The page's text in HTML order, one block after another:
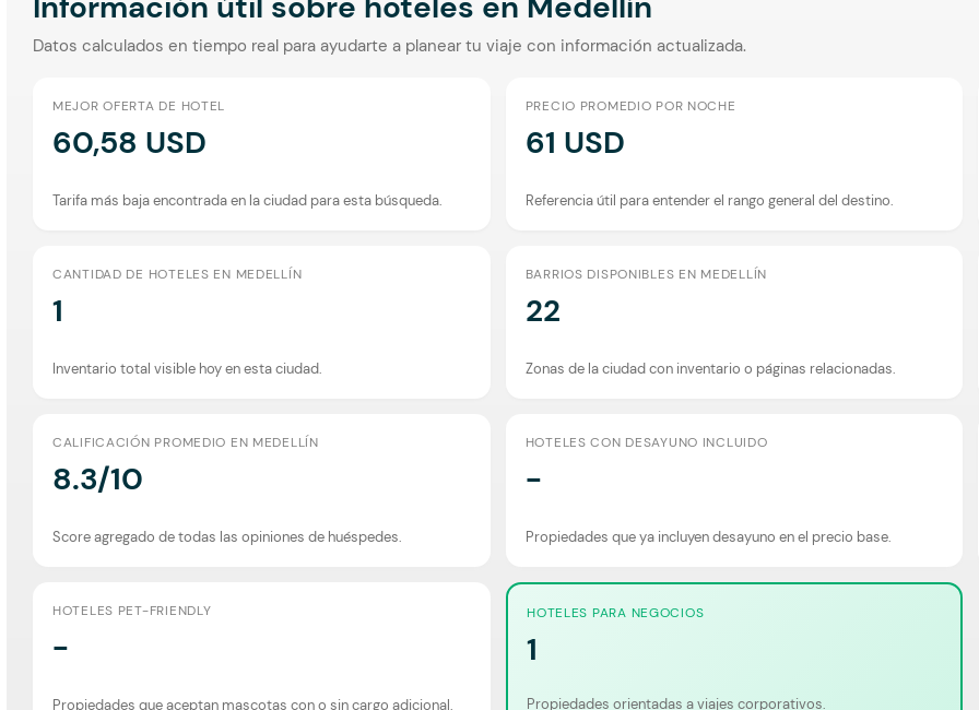
Datos calculados en tiempo real para ayudarte a planear tu viaje con información actualizada.
MEJOR OFERTA DE HOTEL
60,58 USD
Tarifa más baja encontrada en la ciudad para esta búsqueda.
PRECIO PROMEDIO POR NOCHE
61 USD
Referencia útil para entender el rango general del destino.
CANTIDAD DE HOTELES EN MEDELLÍN
1
Inventario total visible hoy en esta ciudad.
BARRIOS DISPONIBLES EN MEDELLÍN
22
Zonas de la ciudad con inventario o páginas relacionadas.
CALIFICACIÓN PROMEDIO EN MEDELLÍN
8.3/10
Score agregado de todas las opiniones de huéspedes.
HOTELES CON DESAYUNO INCLUIDO
-
Propiedades que ya incluyen desayuno en el precio base.
HOTELES PET-FRIENDLY
-
Propiedades que aceptan mascotas con o sin cargo adicional.
HOTELES PARA NEGOCIOS
1
Propiedades orientadas a viajes corporativos.